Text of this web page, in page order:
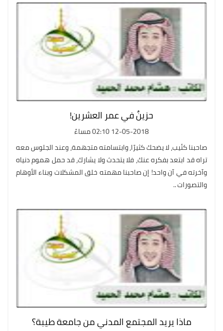
حزينٌ في عمر العشرين!
12-05-2018 02:10 مساءً
صاحبنا كئيب، لا يضحك كثيرًا، وابتسامته متجهمة، وعند الجلوس معه
تراه قد ابتعد بفكره عنك، فلا يتحدث ولا يشارك، قد حمل هموم دنياه
وآخرته في آن واحد! إن صاحبنا مهمته خلق المشكلات وبناء الأوهام
والتصورات ..
ماذا يريد المجتمع المدني من جامعة طيبة؟